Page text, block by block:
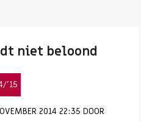
niet beloond
'15
2014 22:35 DOOR